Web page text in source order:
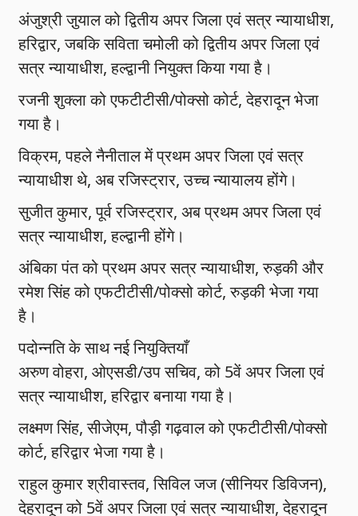
अंजुश्री जु़याल को द्वितीय अपर जिला एवं सत्र न्यायाधीश,
हरिद्वार, जबकि सविता चमोली को द्वितीय अपर जिला एवं
सत्र न्यायाधीश, हल्द्वानी नियुक्त किया गया है।
रजनी शुक्ला को एफटीटीसी/पोक्सो कोर्ट, देहरादून भेजा
गया है।
विक्रम, पहले नैनीताल में प्रथम अपर जिला एवं सत्र
न्यायाधीश थे, अब रजिस्ट्रार, उच्च न्यायालय होंगे।
सुजीत कुमार, पूर्व रजिस्ट्रार, अब प्रथम अपर जिला एवं
सत्र न्यायाधीश, हल्द्वानी होंगे।
अंबिका पंत को प्रथम अपर सत्र न्यायाधीश, रुड़की और
रमेश सिंह को एफटीटीसी/पोक्सो कोर्ट, रुड़की भेजा गया
है।
पदोन्नति के साथ नई नियुक्तियाँ
अरुण वोहरा, ओएसडी/उप सचिव, को 5वें अपर जिला एवं
सत्र न्यायाधीश, हरिद्वार बनाया गया है।
लक्ष्मण सिंह, सीजेएम, पौड़ी गढ़वाल को एफटीटीसी/पोक्सो
कोर्ट, हरिद्वार भेजा गया है।
राहुल कुमार श्रीवास्तव, सिविल जज (सीनियर डिविजन),
देहरादून को 5वें अपर जिला एवं सत्र न्यायाधीश, देहरादून